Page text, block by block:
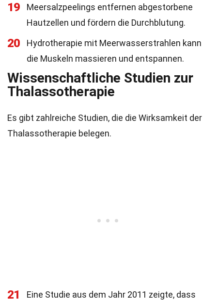
19
Meersalzpeelings entfernen abgestorbene
Hautzellen und fördern die Durchblutung.
20
Hydrotherapie mit Meerwasserstrahlen kann
die Muskeln massieren und entspannen.
Wissenschaftliche Studien zur
Thalassotherapie
Es gibt zahlreiche Studien, die die Wirksamkeit der
Thalassotherapie belegen.
21
Eine Studie aus dem Jahr 2011 zeigte, dass